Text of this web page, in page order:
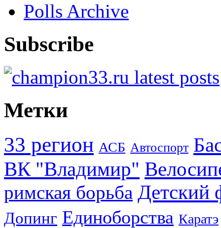
Polls Archive
Subscribe
Метки
33 регион АСБ Автоспорт
ВК "Владимир"
римская борьба Детский
Допинг Единоборства Каратэ